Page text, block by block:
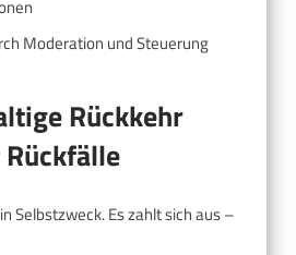
Moderation und Steuerung
Rückkehr
Selbstzweck. Es zahlt sich aus –